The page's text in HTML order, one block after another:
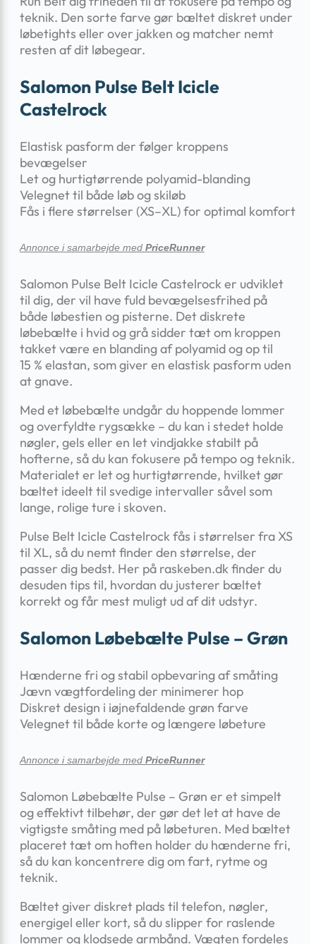
teknik. Den sorte farve gør bæltet diskret under
løbetights eller over jakken og matcher nemt
resten af dit løbegear.
Salomon Pulse Belt Icicle
Castelrock
Elastisk pasform der følger kroppens
bevægelser
Let og hurtigtørrende polyamid-blanding
Velegnet til både løb og skiløb
Fås i flere størrelser (XS–XL) for optimal komfort
Annonce i samarbejde med PriceRunner
Salomon Pulse Belt Icicle Castelrock er udviklet
til dig, der vil have fuld bevægelsesfrihed på
både løbestien og pisterne. Det diskrete
løbebælte i hvid og grå sidder tæt om kroppen
takket være en blanding af polyamid og op til
15 % elastan, som giver en elastisk pasform uden
at gnave.
Med et løbebælte undgår du hoppende lommer
og overfyldte rygsække – du kan i stedet holde
nøgler, gels eller en let vindjakke stabilt på
hofterne, så du kan fokusere på tempo og teknik.
Materialet er let og hurtigtørrende, hvilket gør
bæltet ideelt til svedige intervaller såvel som
lange, rolige ture i skoven.
Pulse Belt Icicle Castelrock fås i størrelser fra XS
til XL, så du nemt finder den størrelse, der
passer dig bedst. Her på raskeben.dk finder du
desuden tips til, hvordan du justerer bæltet
korrekt og får mest muligt ud af dit udstyr.
Salomon Løbebælte Pulse – Grøn
Hænderne fri og stabil opbevaring af småting
Jævn vægtfordeling der minimerer hop
Diskret design i iøjnefaldende grøn farve
Velegnet til både korte og længere løbeture
Annonce i samarbejde med PriceRunner
Salomon Løbebælte Pulse – Grøn er et simpelt
og effektivt tilbehør, der gør det let at have de
vigtigste småting med på løbeturen. Med bæltet
placeret tæt om hoften holder du hænderne fri,
så du kan koncentrere dig om fart, rytme og
teknik.
Bæltet giver diskret plads til telefon, nøgler,
energigel eller kort, så du slipper for raslende
lommer og klodsede armbånd. Vægten fordeles